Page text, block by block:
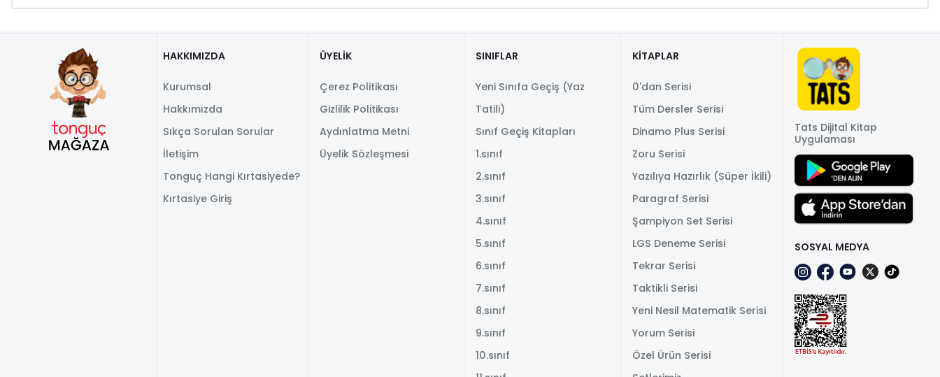
HAKKIMIZDA
Kurumsal
Hakkımızda
Sıkça Sorulan Sorular
İletişim
Tonguç Hangi Kırtasiyede?
Kırtasiye Giriş
ÜYELİK
Çerez Politikası
Gizlilik Politikası
Aydınlatma Metni
Üyelik Sözleşmesi
SINIFLAR
Yeni Sınıfa Geçiş (Yaz
Tatili)
Sınıf Geçiş Kitapları
1.sınıf
2.sınıf
3.sınıf
4.sınıf
5.sınıf
6.sınıf
7.sınıf
8.sınıf
9.sınıf
10.sınıf
KİTAPLAR
0'dan Serisi
Tüm Dersler Serisi
Dinamo Plus Serisi
Zoru Serisi
Yazılıya Hazırlık (Süper İkili)
Paragraf Serisi
Şampiyon Set Serisi
LGS Deneme Serisi
Tekrar Serisi
Taktikli Serisi
Yeni Nesil Matematik Serisi
Yorum Serisi
Özel Ürün Serisi
Tats Dijital Kitap
Uygulaması
SOSYAL MEDYA